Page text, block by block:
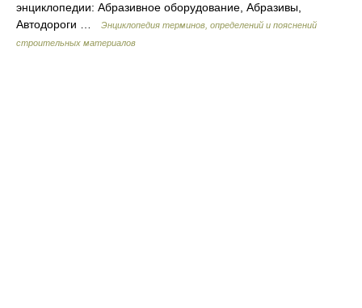
энциклопедии: Абразивное оборудование, Абразивы,
Автодороги …
Энциклопедия терминов, определений и пояснений
строительных материалов